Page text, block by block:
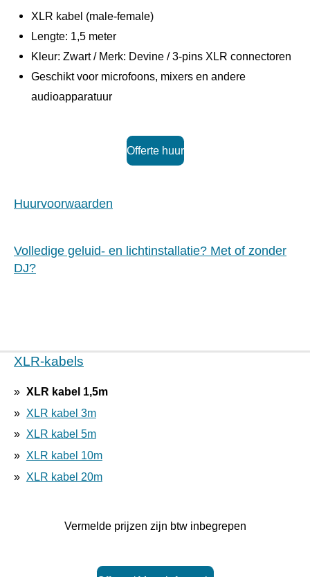
XLR kabel (male-female)
Lengte: 1,5 meter
Kleur: Zwart / Merk: Devine / 3-pins XLR connectoren
Geschikt voor microfoons, mixers en andere
audioapparatuur
Offerte huur
Huurvoorwaarden
Volledige geluid- en lichtinstallatie? Met of zonder
DJ?
XLR-kabels
XLR kabel 1,5m
XLR kabel 3m
XLR kabel 5m
XLR kabel 10m
XLR kabel 20m
Vermelde prijzen zijn btw inbegrepen